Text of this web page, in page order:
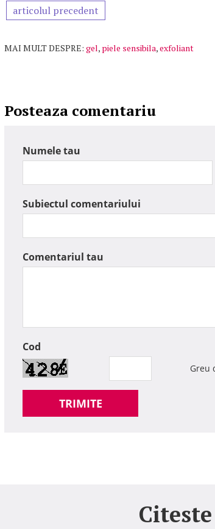
articolul precedent
MAI MULT DESPRE: gel, piele sensibila,exfoliant
Posteaza comentariu
Numele tau
Subiectul comentariului
Comentariul tau
Cod
Greu
TRIMITE